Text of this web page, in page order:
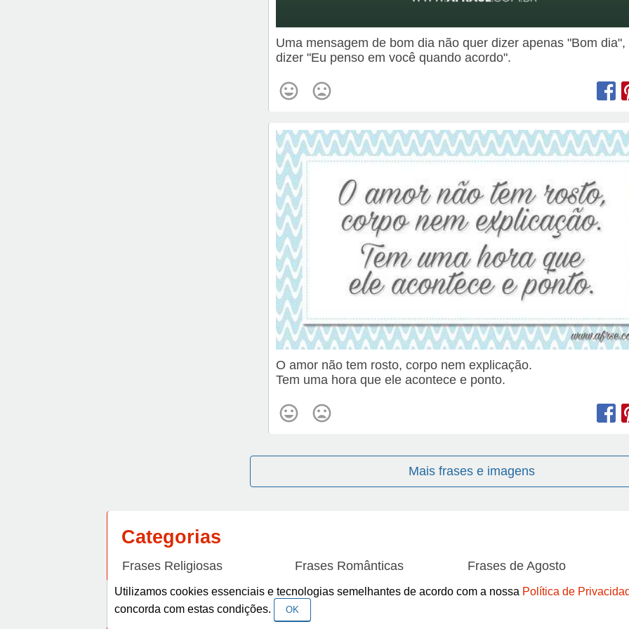
Uma mensagem de bom dia não quer dizer apenas "Bom dia",
dizer "Eu penso em você quando acordo".
O amor não tem rosto, corpo nem explicação.
Tem uma hora que ele acontece e ponto.
Mais frases e imagens
Categorias
Frases Religiosas Frases Românticas
Frases de Agosto
Frases de Amizade
Frases de Amor
Frases de Aniversário
Frases de Arrependimento
Frases de Atitude
Utilizamos cookies essenciais e tecnologias semelhantes de acordo com a nossa Política de
concorda com estas condições.
OK